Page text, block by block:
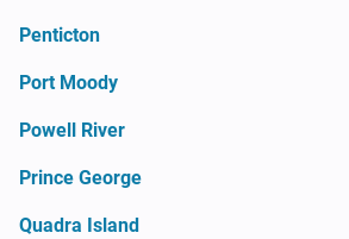
Penticton
Port Moody
Powell River
Prince George
Quadra Island